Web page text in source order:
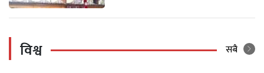
विश्व सबै